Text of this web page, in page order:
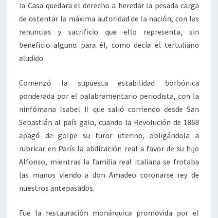
la Casa quedara el derecho a heredar la pesada carga
de ostentar la máxima autoridad de la nación, con las
renuncias y sacrificio que ello representa, sin
beneficio alguno para él, como decía el tertuliano
aludido.
Comenzó la supuesta estabilidad borbónica
ponderada por el palabramentario periodista, con la
ninfómana Isabel II que salió corriendo desde San
Sebastián al país galo, cuando la Revolución de 1868
apagó de golpe su furor uterino, obligándola a
rubricar en París la abdicación real a favor de su hijo
Alfonso, mientras la familia real italiana se frotaba
las manos viendo a don Amadeo coronarse rey de
nuestros antepasados.
Fue la restauración monárquica promovida por el